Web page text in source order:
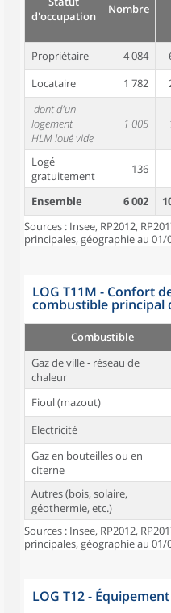
d'occupation
Nombre
Propriétaire 4 084
Locataire
1 782
dont d'un
logement
HLM loué vide
1 005
Logé
gratuitement
136
Ensemble 6 002
Sources : Insee, RP2012,
principales, géographie au 01/
LOG T11M - Confort
combustible principal
Combustible
Gaz de ville - réseau de
chaleur
Fioul (mazout)
Electricité
Gaz en bouteilles ou en
citerne
Autres (bois, solaire,
géothermie, etc.)
Sources : Insee, RP2012,
principales, géographie au 01/
LOG T12 -